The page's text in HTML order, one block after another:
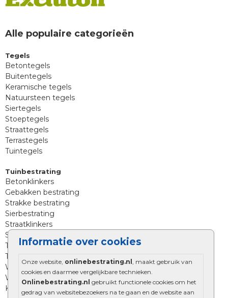
Informatie over cookies
Onze website, onlinebestrating.nl , maakt gebruik van
cookies en daarmee vergelijkbare technieken.
Onlinebestrating.nl gebruikt functionele cookies om het
gedrag van websitebezoekers na te gaan en de website aan
Alle populaire categorieën
Tegels
Betontegels
Buitentegels
Keramische tegels
Natuursteen tegels
Siertegels
Stoeptegels
Straattegels
Terrastegels
Tuintegels
Tuinbestrating
Betonklinkers
Gebakken bestrating
Strakke bestrating
Sierbestrating
Straatklinkers
Straatstenen
Trommelstenen
Tuinstenen
Waalformaat
Wildverband bestrating
Kingstones